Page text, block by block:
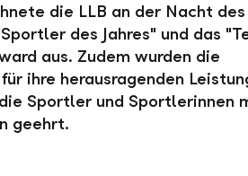
die LLB an der Nacht
des Jahres" und das
aus. Zudem wurden die
ihre herausragenden
Sportler und Sportlerinnen
geehrt.